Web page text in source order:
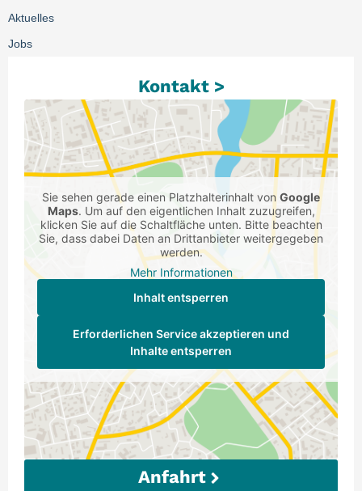
Aktuelles
Jobs
Kontakt >
Sie sehen gerade einen Platzhalterinhalt von Google
Maps. Um auf den eigentlichen Inhalt zuzugreifen,
klicken Sie auf die Schaltfläche unten. Bitte beachten
Sie, dass dabei Daten an Drittanbieter weitergegeben
werden.
Mehr Informationen
Inhalt entsperren
Erforderlichen Service akzeptieren und
Inhalte entsperren
Anfahrt